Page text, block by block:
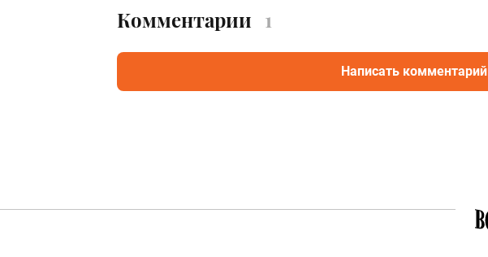
Комментарии 1
Написать комментарий